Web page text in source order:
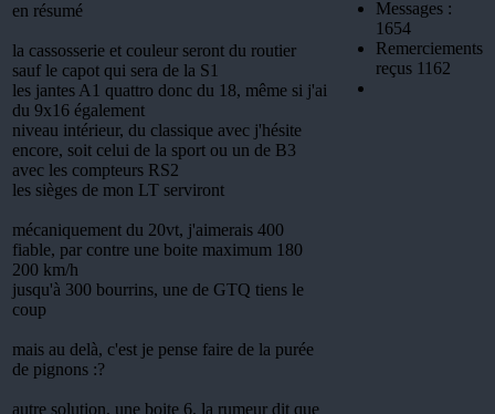
en résumé
la cassosserie et couleur seront du routier
sauf le capot qui sera de la S1
les jantes A1 quattro donc du 18, même si j'ai
du 9x16 également
niveau intérieur, du classique avec j'hésite
encore, soit celui de la sport ou un de B3
avec les compteurs RS2
les sièges de mon LT serviront
mécaniquement du 20vt, j'aimerais 400
fiable, par contre une boite maximum 180
200 km/h
jusqu'à 300 bourrins, une de GTQ tiens le
coup
mais au delà, c'est je pense faire de la purée
de pignons :?
autre solution, une boite 6, la rumeur dit que
Messages :
1654
Remerciements
reçus 1162